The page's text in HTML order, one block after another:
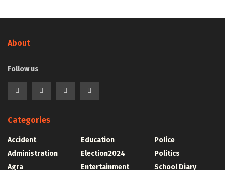
About
Follow us
Categories
Accident
Administration
Agra
Education
Election2024
Entertainment
Police
Politics
School Diary